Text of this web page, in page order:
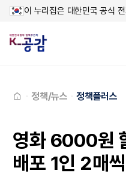
이 누리집은 대한민국 공식
정책/뉴스 정책플러스
영화 6000원
배포 1인 2매